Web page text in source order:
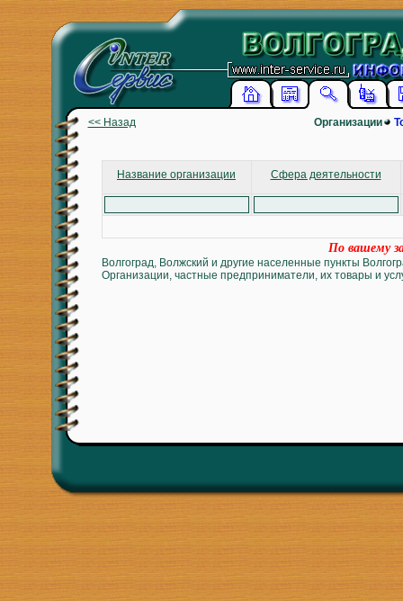
<< Назад Организации
Название организации Сфера деятельности
По вашему
Волгоград, Волжский и другие населенные пункты
Организации, частные предприниматели, их товары и